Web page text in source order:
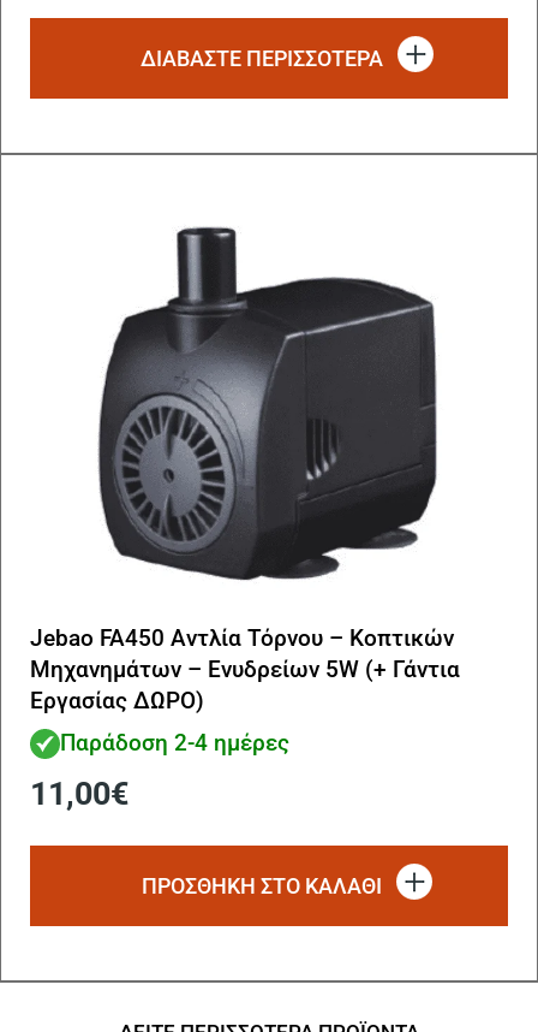
ΔΙΑΒΆΣΤΕ ΠΕΡΙΣΣΌΤΕΡΑ
Jebao FA450 Αντλία Τόρνου – Κοπτικών
Μηχανημάτων – Ενυδρείων 5W (+ Γάντια
Εργασίας ΔΩΡΟ)
Παράδοση 2-4 ημέρες
11,00€
ΠΡΟΣΘΗΚΗ ΣΤΟ ΚΑΛΑΘΙ